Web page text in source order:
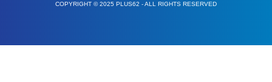
COPYRIGHT © 2025 PLUS62 - ALL RIGHTS RESERVED